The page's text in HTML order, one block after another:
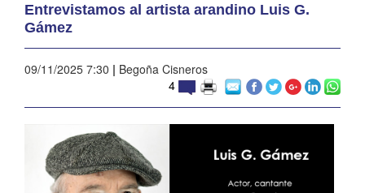
Entrevistamos al artista arandino Luis G.
Gámez
09/11/2025 7:30 | Begoña Cisneros
4